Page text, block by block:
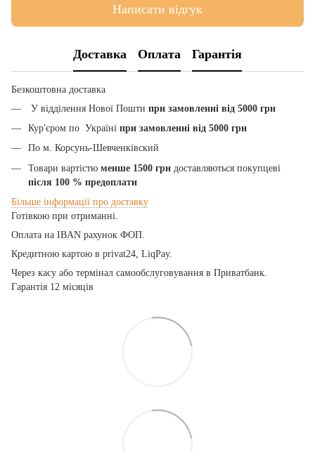
Написати відгук
Доставка Оплата Гарантія
Безкоштовна доставка
У відділення Нової Пошти при замовленні від 5000 грн
Кур'єром по Україні при замовленні від 5000 грн
По м. Корсунь-Шевченківский
Товари вартістю менше 1500 грн доставляються покупцеві
після 100 % предоплати
Більше інформації про доставку
Готівкою при отриманні.
Оплата на IBAN рахунок ФОП.
Кредитною картою в privat24, LiqPay.
Через касу або термінал самообслуговування в Приватбанк.
Гарантія 12 місяців